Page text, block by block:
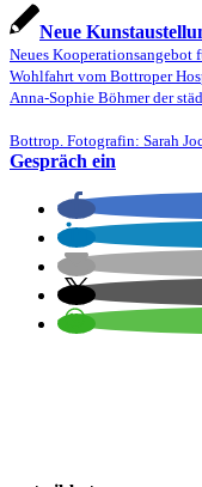
Neue
Neues Kooperationsangebot
Wohlfahrt vom Bottroper
Anna-Sophie Böhmer der
Bottrop. Fotografin: Sarah
Gespräch ein